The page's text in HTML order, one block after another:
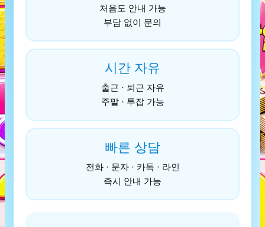
처음도 안내 가능
부담 없이 문의
시간 자유
출근 · 퇴근 자유
주말 · 투잡 가능
빠른 상담
전화 · 문자 · 카톡 · 라인
즉시 안내 가능